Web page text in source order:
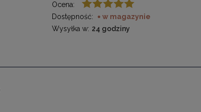
Ocena:
Dostępność:
w magazynie
Wysyłka w: 24 godziny